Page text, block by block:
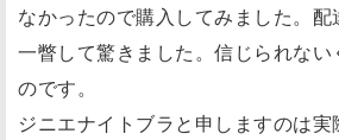
なかったので購入してみました。
一瞥して驚きました。信じられな
のです。
ジニエナイトブラと申しますのは